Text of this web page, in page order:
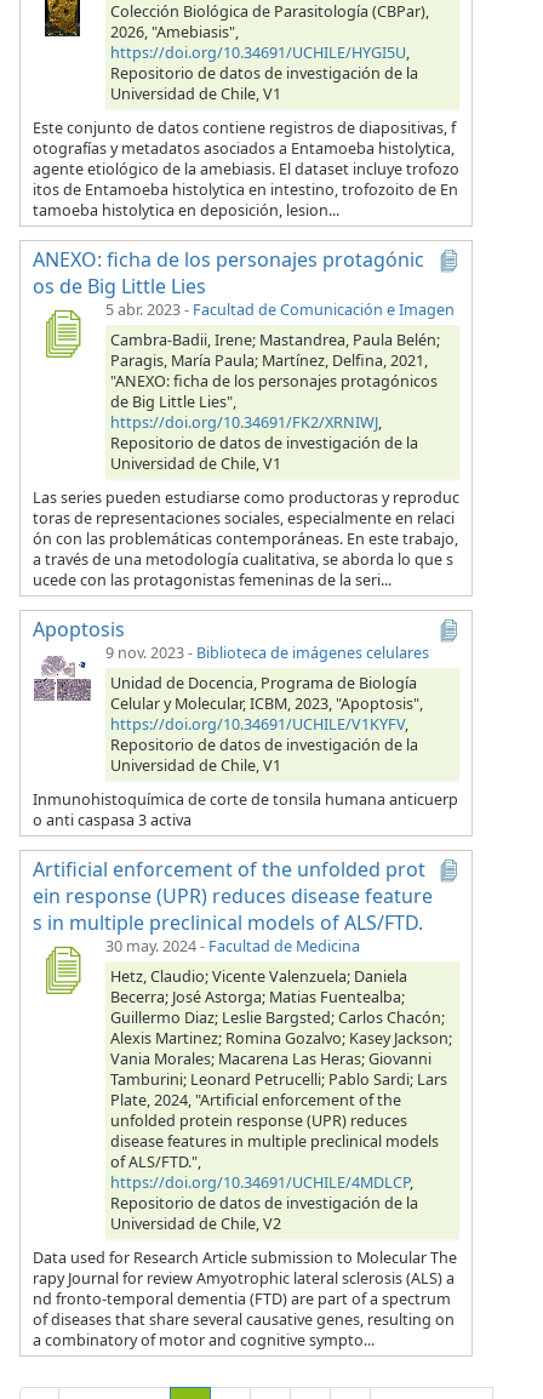
Colección Biológica de Parasitología (CBPar),
2026, "Amebiasis",
https://doi.org/10.34691/UCHILE/HYGI5U,
Repositorio de datos de investigación de la
Universidad de Chile, V1
Este conjunto de datos contiene registros de diapositivas, f
otografías y metadatos asociados a Entamoeba histolytica,
agente etiológico de la amebiasis. El dataset incluye trofozo
itos de Entamoeba histolytica en intestino, trofozoito de En
tamoeba histolytica en deposición, lesion...
ANEXO: ficha de los personajes protagónic
os de Big Little Lies
5 abr. 2023- Facultad de Comunicación e Imagen
Cambra-Badii, Irene; Mastandrea, Paula Belén;
Paragis, María Paula; Martínez, Delfina, 2021,
"ANEXO: ficha de los personajes protagónicos
de Big Little Lies",
https://doi.org/10.34691/FK2/XRNIWJ,
Repositorio de datos de investigación de la
Universidad de Chile, V1
Las series pueden estudiarse como productoras y reproduc
toras de representaciones sociales, especialmente en relaci
ón con las problemáticas contemporáneas. En este trabajo,
a través de una metodología cualitativa, se aborda lo que s
ucede con las protagonistas femeninas de la seri...
Apoptosis
9 nov. 2023- Biblioteca de imágenes celulares
Unidad de Docencia, Programa de Biología
Celular y Molecular, ICBM, 2023, "Apoptosis",
https://doi.org/10.34691/UCHILE/V1KYFV,
Repositorio de datos de investigación de la
Universidad de Chile, V1
Inmunohistoquímica de corte de tonsila humana anticuerp
o anti caspasa 3 activa
Artificial enforcement of the unfolded prot
ein response (UPR) reduces disease feature
s in multiple preclinical models of ALS/FTD.
30 may. 2024- Facultad de Medicina
Hetz, Claudio; Vicente Valenzuela; Daniela
Becerra; José Astorga; Matias Fuentealba;
Guillermo Diaz; Leslie Bargsted; Carlos Chacón;
Alexis Martinez; Romina Gozalvo; Kasey Jackson;
Vania Morales; Macarena Las Heras; Giovanni
Tamburini; Leonard Petrucelli; Pablo Sardi; Lars
Plate, 2024, "Artificial enforcement of the
unfolded protein response (UPR) reduces
disease features in multiple preclinical models
of ALS/FTD.",
https://doi.org/10.34691/UCHILE/4MDLCP,
Repositorio de datos de investigación de la
Universidad de Chile, V2
Data used for Research Article submission to Molecular The
rapy Journal for review Amyotrophic lateral sclerosis (ALS) a
nd fronto-temporal dementia (FTD) are part of a spectrum
of diseases that share several causative genes, resulting on
a combinatory of motor and cognitive sympto...